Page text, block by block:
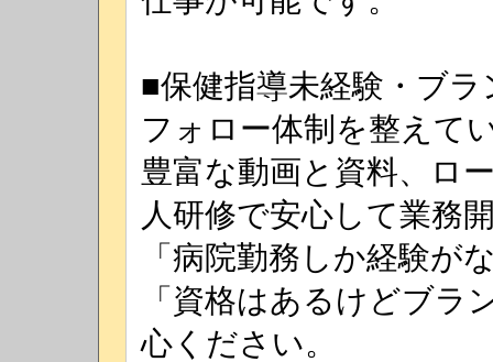
■保健指導未経験・ブ
フォロー体制を整えて
豊富な動画と資料、ロ
人研修で安心して業務
「病院勤務しか経験が
「資格はあるけどブラ
心ください。